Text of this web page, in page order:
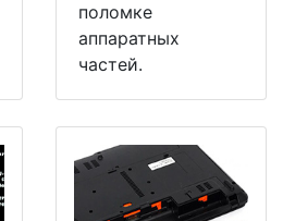
поломке
аппаратных
частей.